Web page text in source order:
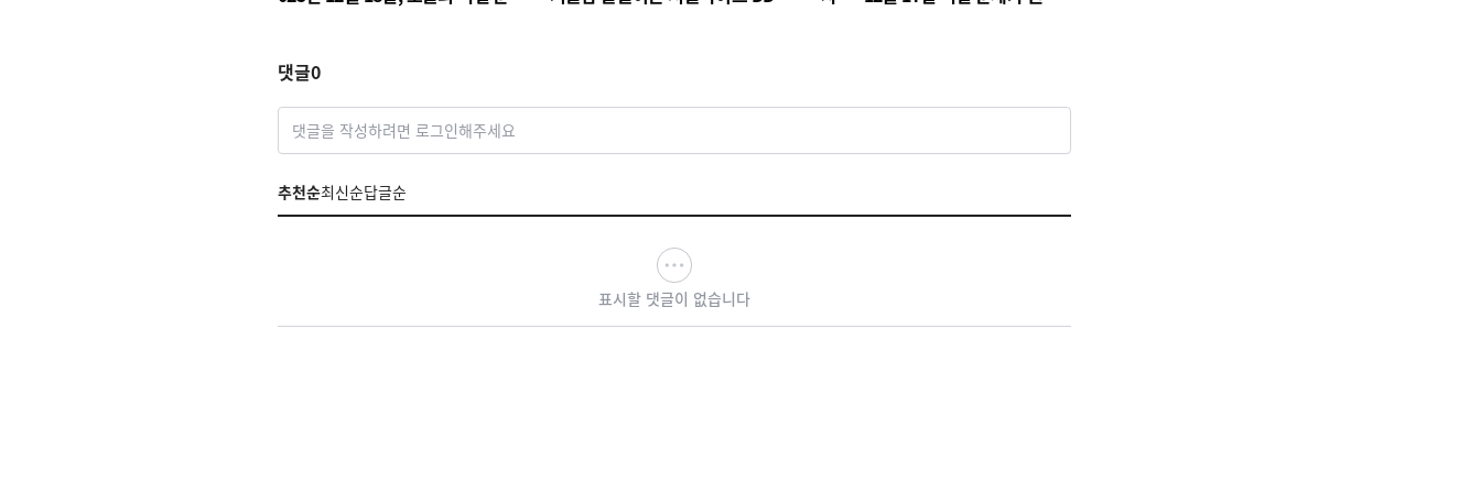
댓글0
댓글을 작성하려면 로그인해주세요
추천순최신순답글순
표시할 댓글이 없습니다